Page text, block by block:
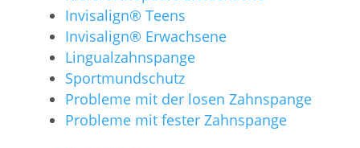
Invisalign®️ Teens
Invisalign®️ Erwachsene
Lingualzahnspange
Sportmundschutz
Probleme mit der losen Zahnspange
Probleme mit fester Zahnspange